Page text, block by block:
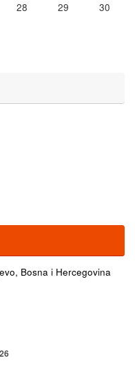
28 29
30
Bosna i Hercegovina